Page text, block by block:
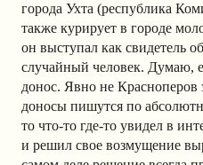
города Ухта (республика
также курирует в городе
он выступал как свидетель
случайный человек. Думаю,
донос. Явно не Красноперов
доносы пишутся по
то что-то где-то увидел в
и решил свое возмущение